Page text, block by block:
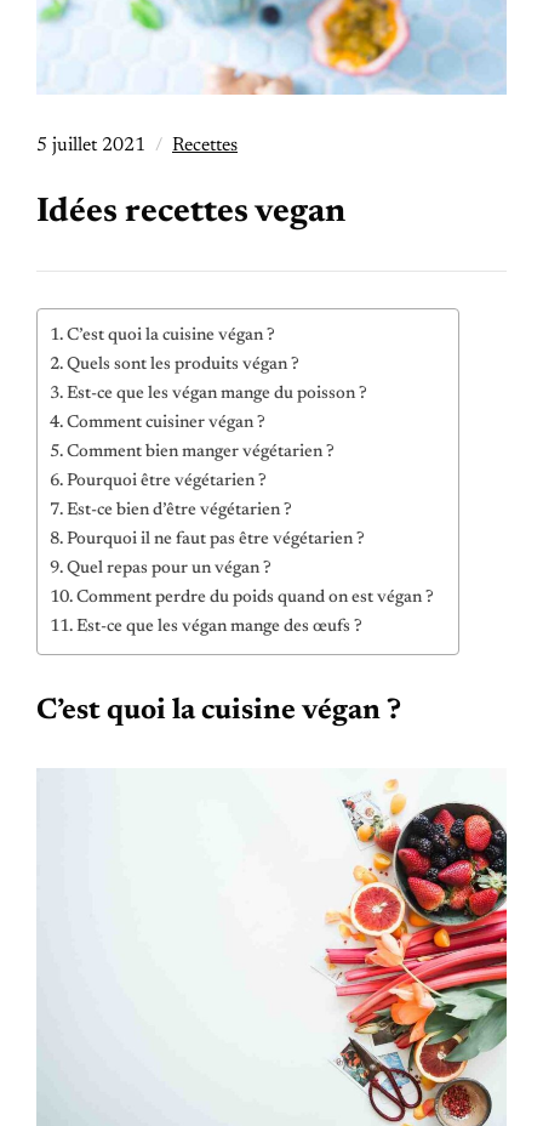
5 juillet 2021 Recettes
Idées recettes vegan
C’est quoi la cuisine végan ?
Quels sont les produits végan ?
Est-ce que les végan mange du poisson ?
Comment cuisiner végan ?
Comment bien manger végétarien ?
Pourquoi être végétarien ?
Est-ce bien d’être végétarien ?
Pourquoi il ne faut pas être végétarien ?
Quel repas pour un végan ?
Comment perdre du poids quand on est végan ?
Est-ce que les végan mange des œufs ?
C’est quoi la cuisine végan ?